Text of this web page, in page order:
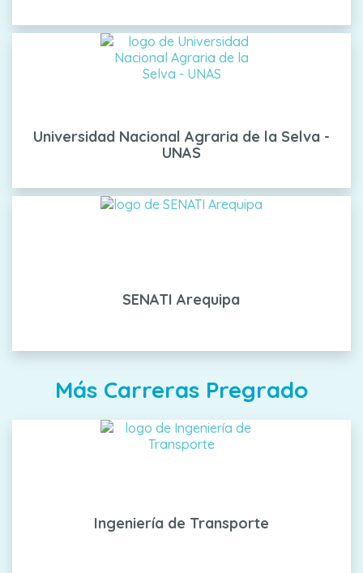
Universidad Nacional Agraria de la Selva -
UNAS
SENATI Arequipa
Más Carreras Pregrado
Ingeniería de Transporte